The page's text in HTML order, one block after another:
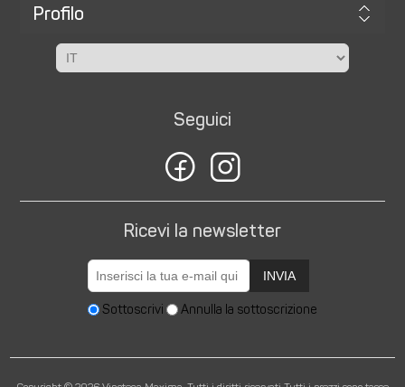
Profilo
Seguici
Ricevi la newsletter
INVIA
Sottoscrivi Annulla la sottoscrizione